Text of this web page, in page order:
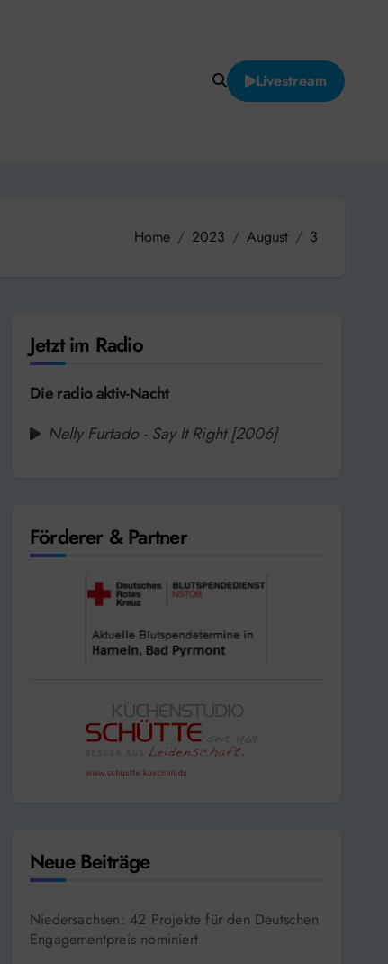
Livestream
Home 2023 August 3
Jetzt im Radio
Die radio aktiv-Nacht
Nelly Furtado - Say It Right [2006]
Förderer & Partner
Neue Beiträge
Niedersachsen: 42 Projekte für den Deutschen
Engagementpreis nominiert